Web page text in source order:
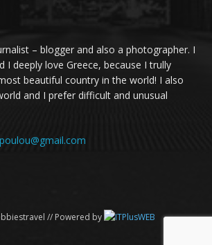
– blogger and also a photographer. I
I deeply love Greece, because I trully
beautiful country in the world! I also
and I prefer difficult and unusual
// Powered by